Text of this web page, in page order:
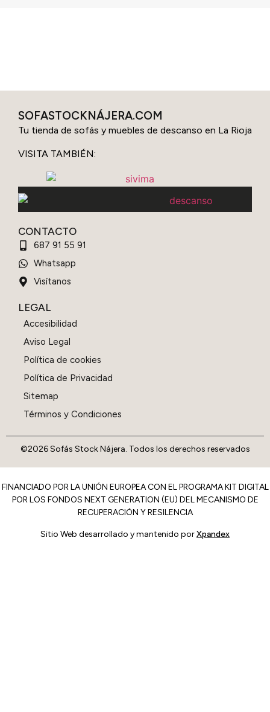
SOFASTOCKNÁJERA.COM
Tu tienda de sofás y muebles de descanso en La Rioja
VISITA TAMBIÉN:
CONTACTO
687 91 55 91
Whatsapp
Visítanos
LEGAL
Accesibilidad
Aviso Legal
Política de cookies
Política de Privacidad
Sitemap
Términos y Condiciones
©2026 Sofás Stock Nájera. Todos los derechos reservados
FINANCIADO POR LA UNIÓN EUROPEA CON EL PROGRAMA KIT DIGITAL
POR LOS FONDOS NEXT GENERATION (EU) DEL MECANISMO DE
RECUPERACIÓN Y RESILENCIA
Sitio Web desarrollado y mantenido porXpandex